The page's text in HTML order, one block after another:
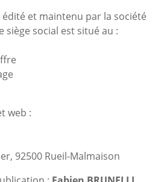
et maintenu par la société
siège social est situé au :
web :
92500 Rueil-Malmaison